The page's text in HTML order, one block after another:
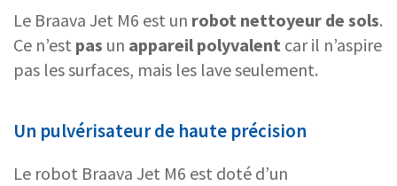
Le Braava Jet M6 est un robot nettoyeur de sols.
Ce n’est pas un appareil polyvalent car il n’aspire
pas les surfaces, mais les lave seulement.
Un pulvérisateur de haute précision
Le robot Braava Jet M6 est doté d’un